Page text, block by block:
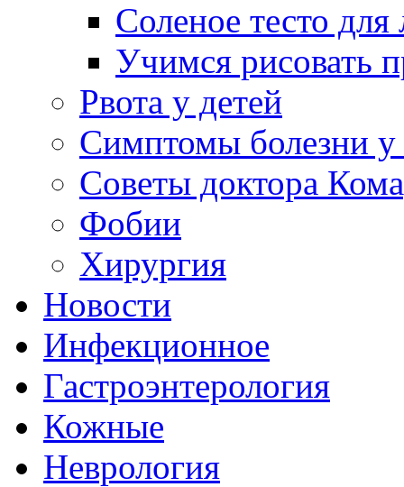
Соленое тесто для
Учимся рисовать
Рвота у детей
Симптомы болезни у
Советы доктора
Фобии
Хирургия
Новости
Инфекционное
Гастроэнтерология
Кожные
Неврология